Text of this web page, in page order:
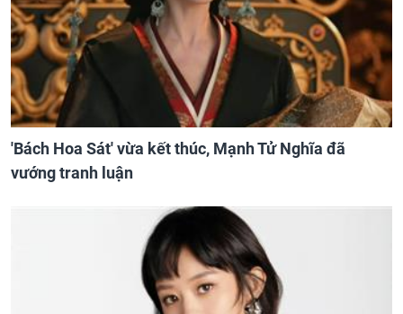
'Bách Hoa Sát' vừa kết thúc, Mạnh Tử Nghĩa đã
vướng tranh luận